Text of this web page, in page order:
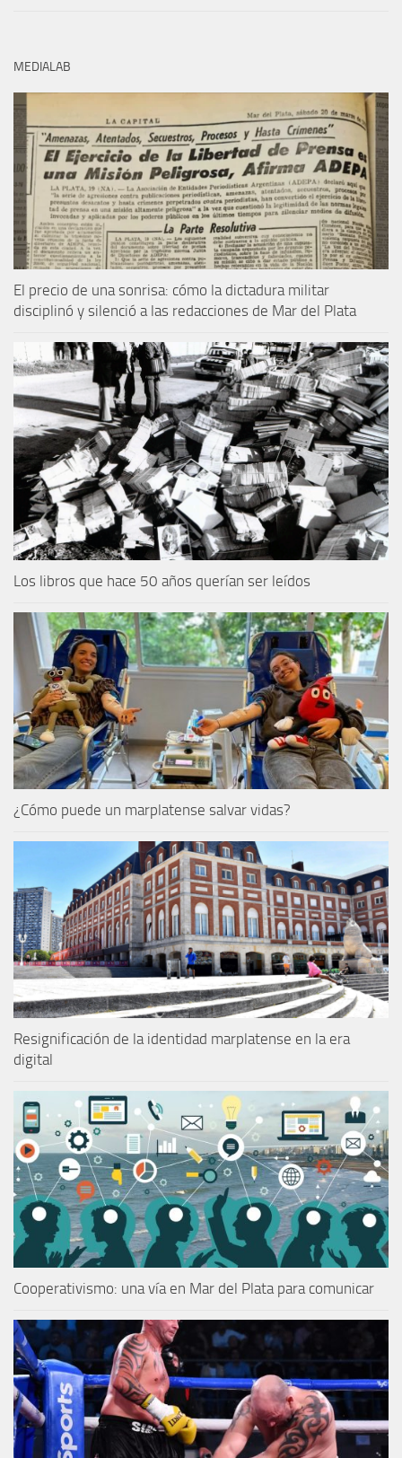
MEDIALAB
El precio de una sonrisa: cómo la dictadura militar
disciplinó y silenció a las redacciones de Mar del Plata
Los libros que hace 50 años querían ser leídos
¿Cómo puede un marplatense salvar vidas?
Resignificación de la identidad marplatense en la era
digital
Cooperativismo: una vía en Mar del Plata para comunicar